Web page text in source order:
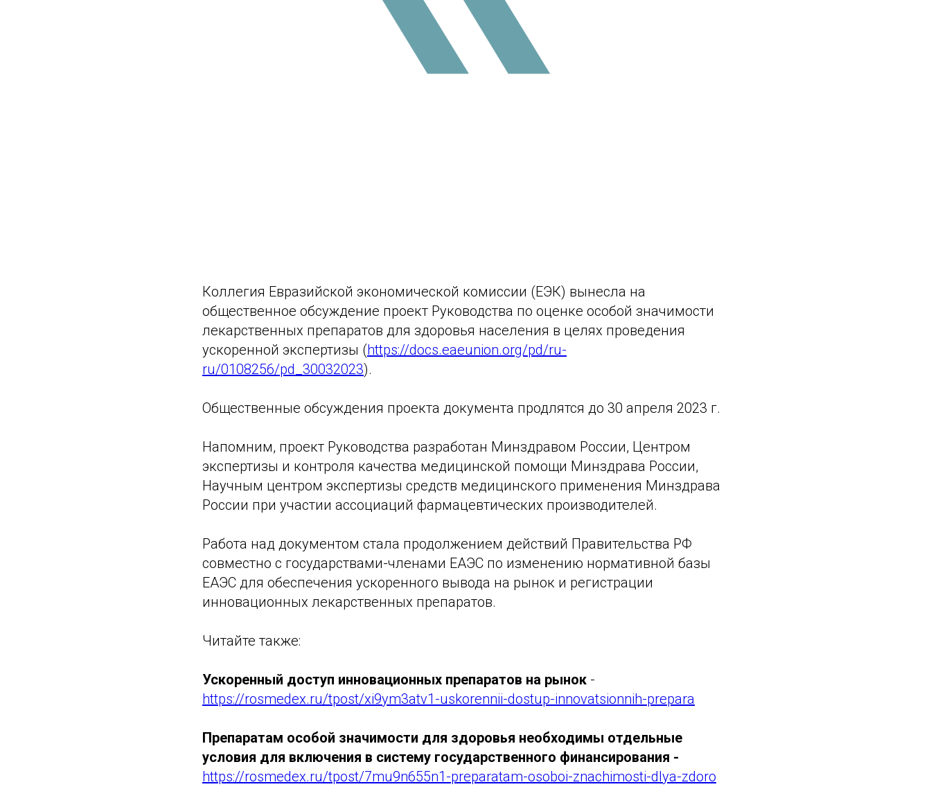
Коллегия Евразийской экономической комиссии (ЕЭК) вынесла на
общественное обсуждение проект Руководства по оценке особой значимости
лекарственных препаратов для здоровья населения в целях проведения
ускоренной экспертизы (https://docs.eaeunion.org/pd/ru-
ru/0108256/pd_30032023).
Общественные обсуждения проекта документа продлятся до 30 апреля 2023 г.
Напомним, проект Руководства разработан Минздравом России, Центром
экспертизы и контроля качества медицинской помощи Минздрава России,
Научным центром экспертизы средств медицинского применения Минздрава
России при участии ассоциаций фармацевтических производителей.
Работа над документом стала продолжением действий Правительства РФ
совместно с государствами-членами ЕАЭС по изменению нормативной базы
ЕАЭС для обеспечения ускоренного вывода на рынок и регистрации
инновационных лекарственных препаратов.
Читайте также:
Ускоренный доступ инновационных препаратов на рынок -
https://rosmedex.ru/tpost/xi9ym3atv1-uskorennii-dostup-innovatsionnih-prepara
Препаратам особой значимости для здоровья необходимы отдельные
условия для включения в систему государственного финансирования -
https://rosmedex.ru/tpost/7mu9n655n1-preparatam-osoboi-znachimosti-dlya-zdoro